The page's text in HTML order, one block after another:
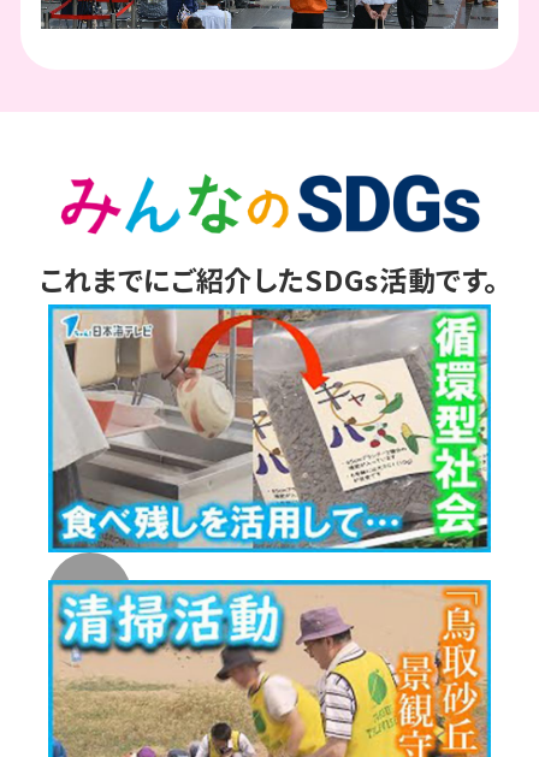
これまでにご紹介したSDGs活動です。